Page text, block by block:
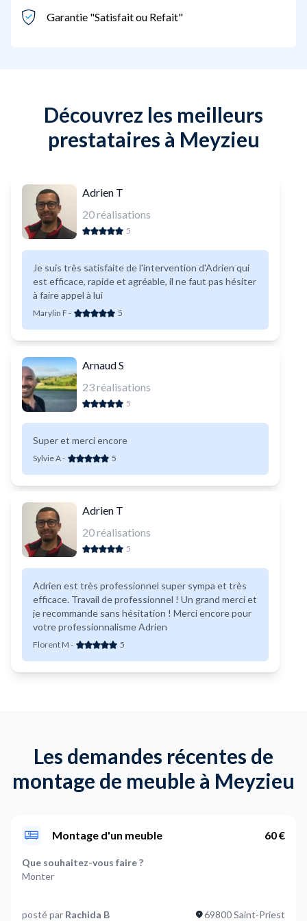
Garantie "Satisfait ou Refait"
Découvrez les meilleurs
prestataires à Meyzieu
Adrien T
20réalisations
5
Je suis très satisfaite de l'intervention d'Adrien qui
est efficace, rapide et agréable, il ne faut pas hésiter
à faire appel à lui
Marylin F - 5
Arnaud S
23réalisations
5
Super et merci encore
Sylvie A- 5
Adrien T
20réalisations
5
Adrien est très professionnel super sympa et très
efficace. Travail de professionnel ! Un grand merci et
je recommande sans hésitation ! Merci encore pour
votre professionnalisme Adrien
Florent M - 5
Les demandes récentes de
montage de meuble à Meyzieu
Montage d'un meuble 60 €
Que souhaitez-vous faire ?
Monter
BUT
posté par Rachida B 69800 Saint-Priest